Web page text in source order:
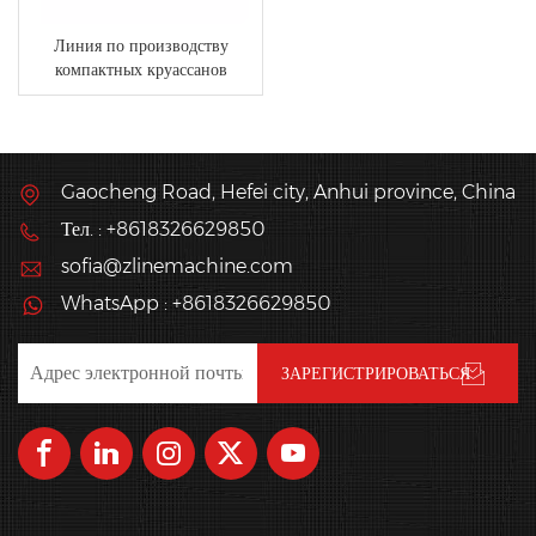
Линия по производству
компактных круассанов
Gaocheng Road, Hefei city, Anhui province, China
Тел. : +8618326629850
sofia@zlinemachine.com
WhatsApp : +8618326629850